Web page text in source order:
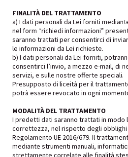
FINALITÀ DEL TRATTAMENTO
a) I dati personali da Lei forniti
nel form “richiedi informazioni”
saranno trattati per consentirci di
le informazioni da Lei richieste.
b) I dati personali da Lei forniti,
consentirci l’invio, a mezzo e-mail, di
servizi, e sulle nostre offerte speciali.
Presupposto di liceità per il
potrà essere revocato in ogni
MODALITÀ DEL TRATTAMENTO
I predetti dati saranno trattati in modo
correttezza, nel rispetto degli
Regolamento UE 2016/679. Il
mediante strumenti manuali,
strettamente correlate alle finalità